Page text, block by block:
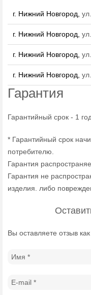
г. Нижний Новгород,
г. Нижний Новгород,
г. Нижний Новгород,
г. Нижний Новгород,
Гарантия
Гарантийный срок - 1
* Гарантийный срок
потребителю.
Гарантия
Гарантия не
изделия. либо
Вы оставляете отзыв как